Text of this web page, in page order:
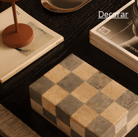
Decorar